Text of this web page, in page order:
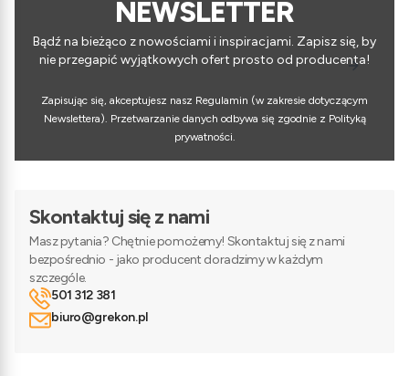
NEWSLETTER
Bądź na bieżąco z nowościami i inspiracjami. Zapisz się, by
nie przegapić wyjątkowych ofert prosto od producenta!
Zapisując się, akceptujesz nasz Regulamin (w zakresie dotyczącym
Newslettera). Przetwarzanie danych odbywa się zgodnie z Polityką
prywatności.
Skontaktuj się z nami
Masz pytania? Chętnie pomożemy! Skontaktuj się z nami
bezpośrednio - jako producent doradzimy w każdym
szczególe.
501 312 381
biuro@grekon.pl